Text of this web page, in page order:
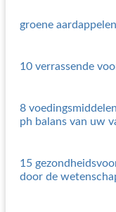
groene
10 verrassende
8
ph balans van uw
15
door de